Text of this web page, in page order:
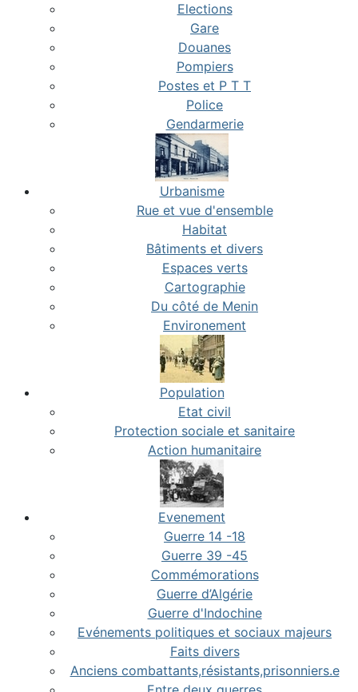
Elections
Gare
Douanes
Pompiers
Postes et P T T
Police
Gendarmerie
Urbanisme
Rue et vue d'ensemble
Habitat
Bâtiments et divers
Espaces verts
Cartographie
Du côté de Menin
Environement
Population
Etat civil
Protection sociale et sanitaire
Action humanitaire
Evenement
Guerre 14 -18
Guerre 39 -45
Commémorations
Guerre d’Algérie
Guerre d'Indochine
Evénements politiques et sociaux majeurs
Faits divers
Anciens combattants,résistants,prisonniers.e